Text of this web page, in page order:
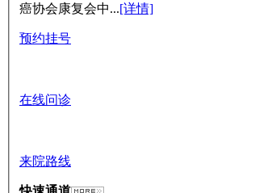
癌协会康复会中...[详情]
预约挂号
在线问诊
来院路线